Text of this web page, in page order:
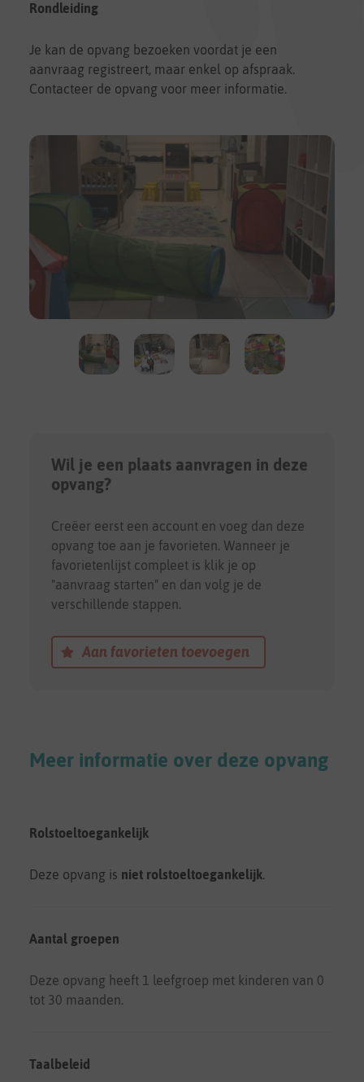
Rondleiding
Je kan de opvang bezoeken voordat je een
aanvraag registreert, maar enkel op afspraak.
Contacteer de opvang voor meer informatie.
Wil je een plaats aanvragen in deze
opvang?
Creëer eerst een account en voeg dan deze
opvang toe aan je favorieten. Wanneer je
favorietenlijst compleet is klik je op
"aanvraag starten" en dan volg je de
verschillende stappen.
Aan favorieten toevoegen
Meer informatie over deze opvang
Rolstoeltoegankelijk
Deze opvang is niet rolstoeltoegankelijk
Aantal groepen
Deze opvang heeft 1 leefgroep met kinderen van 0
tot 30 maanden.
Taalbeleid